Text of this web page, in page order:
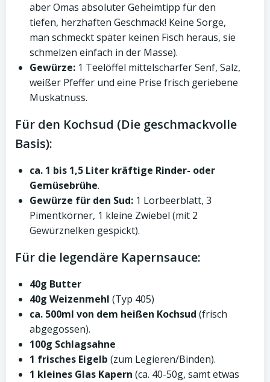
aber Omas absoluter Geheimtipp für den
tiefen, herzhaften Geschmack! Keine Sorge,
man schmeckt später keinen Fisch heraus, sie
schmelzen einfach in der Masse).
Gewürze: 1 Teelöffel mittelscharfer Senf, Salz,
weißer Pfeffer und eine Prise frisch geriebene
Muskatnuss.
Für den Kochsud (Die geschmackvolle
Basis):
ca. 1 bis 1,5 Liter kräftige Rinder- oder
Gemüsebrühe.
Gewürze für den Sud: 1 Lorbeerblatt, 3
Pimentkörner, 1 kleine Zwiebel (mit 2
Gewürznelken gespickt).
Für die legendäre Kapernsauce:
40g Butter
40g Weizenmehl (Typ 405)
ca. 500ml von dem heißen Kochsud (frisch
abgegossen).
100g Schlagsahne
1 frisches Eigelb (zum Legieren/Binden).
1 kleines Glas Kapern (ca. 40-50g, samt etwas